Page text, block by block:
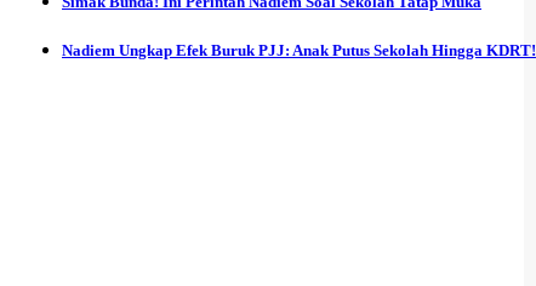
Nadiem Ungkap Efek Buruk PJJ: Anak Putus Sekolah Hingga KDRT!